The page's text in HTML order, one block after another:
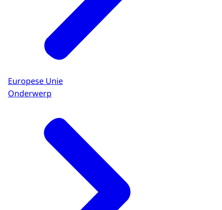
Europese Unie
Onderwerp